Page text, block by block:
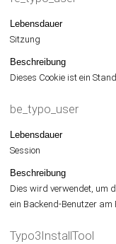
Lebensdauer
Sitzung
Beschreibung
Dieses Cookie ist ein
be_typo_user
Lebensdauer
Session
Beschreibung
Dies wird verwendet, um
ein Backend-Benutzer am
Typo3InstallTool